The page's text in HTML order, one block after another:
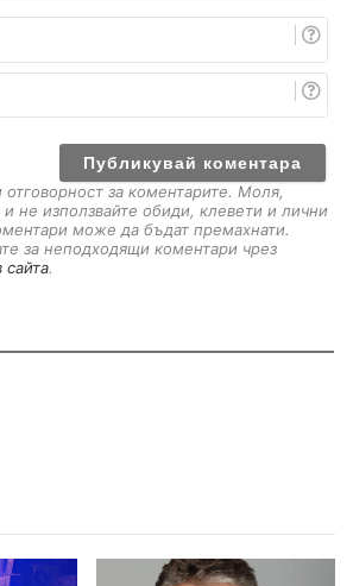
е
a
за коментарите. Моля,
не използвайте обиди, клевети и лични
може да бъдат премахнати.
за неподходящи коментари чрез
сайта.